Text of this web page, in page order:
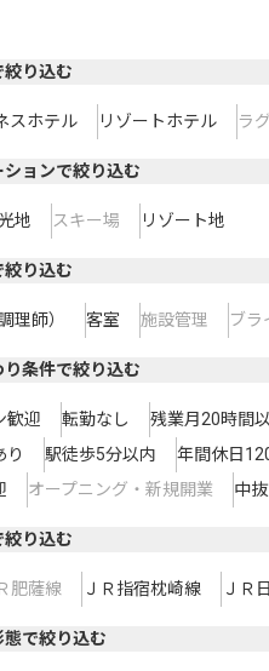
り込む
スホテル リゾートホテル ラ
ョンで絞り込む
地 スキー場 リゾート地
り込む
理師） 客室 施設管理 ブラ
条件で絞り込む
歓迎 転勤なし 残業月20時間
り
駅徒歩5分以内 年間休日
オープニング・新規開業 中
絞り込む
肥薩線 ＪＲ指宿枕崎線 ＪＲ
で絞り込む